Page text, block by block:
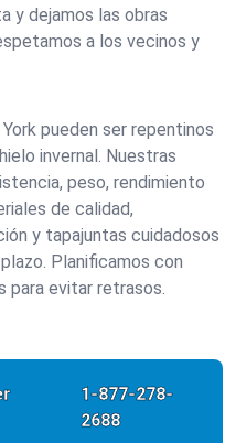
y dejamos las obras
a los vecinos y
pueden ser repentinos
invernal. Nuestras
peso, rendimiento
de calidad,
y tapajuntas cuidadosos
Planificamos con
para evitar retrasos.
1-877-278-
2688